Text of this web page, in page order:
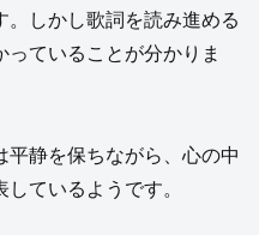
しかし歌詞を読み進める
ていることが分かりま
平静を保ちながら、心の中
ているようです。